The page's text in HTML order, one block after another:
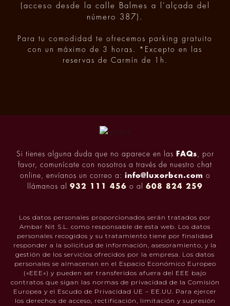
(acceso desde la calle Balmes a l’alçada del
número 387).
Para tu comodidad te ofrecemos parking gratuito
con un máximo de 3 horas. *Excepto en las
reservas de Carmín de 1h.
Si tienes alguna duda que no aparece en las FAQs , por
favor, comunícate con nosotros a través de nuestro chat
online, envíanos un correo a: info@luxorbcn.com o
llámanos al 932 111 456 o al 608 824 259
Los datos personales proporcionados serán tratados por
Ambar Nit S.L. como responsable de esta web. Los datos
personales recogidos y su tratamiento tiene por finalidad
responder a la solicitud de información, asesoramiento, y la
gestión de los servicios ofrecidos por la empresa. Los datos
personales se almacenan en el Espacio Económico Europeo
(«EEE») y pueden ser transferidos afuera del EEE bajo
contratos que sigan las normas de privacidad de la Comisión
Europea y el Escudo de Privacidad UE – EE.UU. Para ejercer
los derechos de acceso, rectificación, limitación y supresión